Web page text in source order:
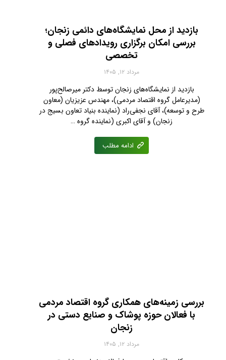
بازدید از محل نمایشگاه‌های دائمی زنجان؛
بررسی امکان برگزاری رویدادهای فصلی و
تخصصی
مرداد ۱۲, ۱۴۰۵
بازدید از نمایشگاه‌های زنجان توسط دکتر میرصالح‌پور
(مدیرعامل گروه اقتصاد مردمی)، مهندس عزیزیان (معاون
طرح و توسعه)، آقای نجفی‌راد (نماینده بنیاد تعاون بسیج در
زنجان) و آقای اکبری (نماینده گروه …
ادامه مطلب
بررسی زمینه‌های همکاری گروه اقتصاد مردمی
با فعالان حوزه پوشاک و صنایع دستی در
زنجان
مرداد ۱۲, ۱۴۰۵